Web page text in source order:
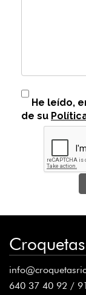
He leído,
de su
640 37 40 92 /